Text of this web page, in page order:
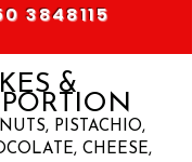
3848115
&
ION
PISTACHIO,
CHEESE,